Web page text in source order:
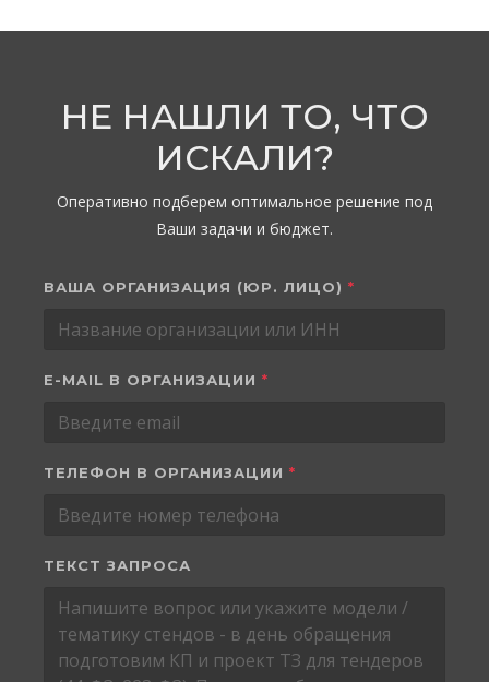
НЕ НАШЛИ ТО, ЧТО
ИСКАЛИ?
Оперативно подберем оптимальное решение под
Ваши задачи и бюджет.
ВАША ОРГАНИЗАЦИЯ (ЮР. ЛИЦО) *
E-MAIL В ОРГАНИЗАЦИИ *
ТЕЛЕФОН В ОРГАНИЗАЦИИ *
ТЕКСТ ЗАПРОСА